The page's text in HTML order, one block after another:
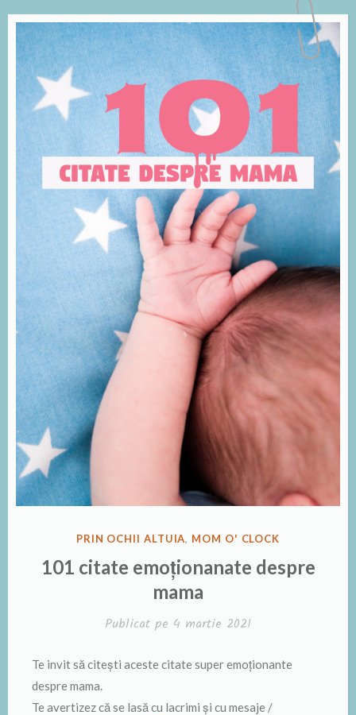
PUBLICAT
PRIN OCHII ALTUIA, MOM O' CLOCK
101 citate emoționanate despre
mama
Publicat pe 4 martie 2021
Te invit să citești aceste citate super emoționante
despre mama.
Te avertizez că se lasă cu lacrimi și cu mesaje /